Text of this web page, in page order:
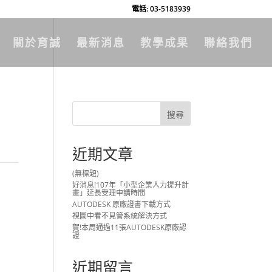
電話: 03-5183939
關於育誠 最新消息 教學成果 聯絡我們
近期文章
(無標題)
好消息!107年「小型企業人力提升計
畫」延長受理申請時間
AUTODESK 原廠證書下載方式
視圖中看不見管系統解決方式
賀!本周通過11張AUTODESK原廠認
證
近期留言